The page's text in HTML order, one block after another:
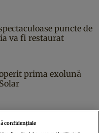
puncte de
va fi restaurat
prima exolună
confidențiale